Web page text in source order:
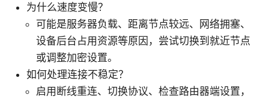
为什么速度变慢？
可能是服务器负载、距离节点较远、网络拥塞、
设备后台占用资源等原因，尝试切换到就近节点
或调整加密设置。
如何处理连接不稳定？
启用断线重连、切换协议、检查路由器端设置，